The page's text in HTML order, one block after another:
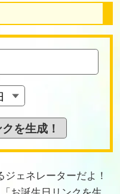
ジェネレーターだよ！